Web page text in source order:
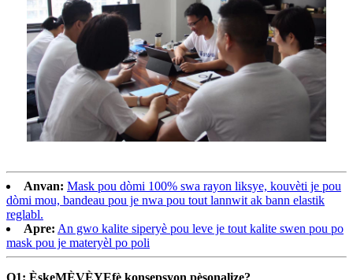
Anvan: Mask pou dòmi 100% swa rayon liksye, kouvèti je pou
dòmi mou, bandeau pou je nwa pou tout lannwit ak bann elastik
reglabl.
Apre: An gwo kalite siperyè pou leve je tout kalite swen pou po
mask pou je materyèl po poli